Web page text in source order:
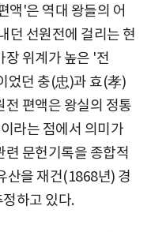
액'은 역대 왕들의 어
던 선원전에 걸리는 현
장 위계가 높은 '전
었던 충(忠)과 효(孝)
전 편액은 왕실의 정통
라는 점에서 의미가
련 문헌기록을 종합적
산을 재건(1868년) 경
하고 있다.